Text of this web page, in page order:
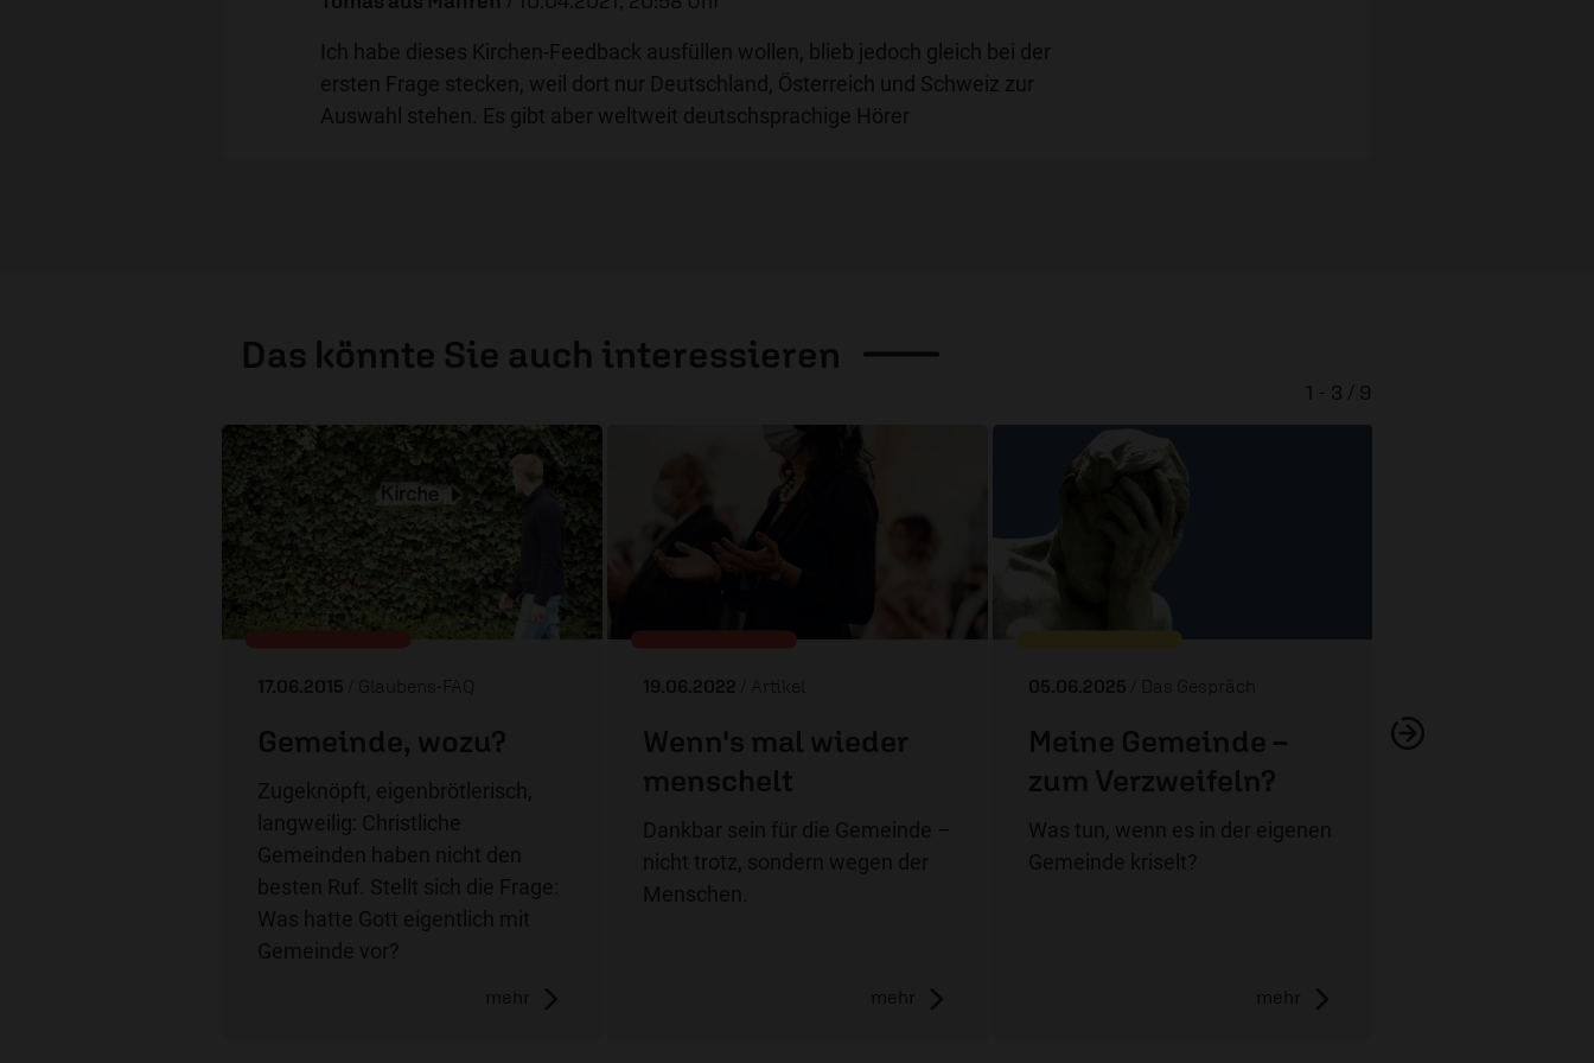
Ich habe dieses Kirchen-Feedback ausfüllen wollen, blieb jedoch gleich bei der
ersten Frage stecken, weil dort nur Deutschland, Österreich und Schweiz zur
Auswahl stehen. Es gibt aber weltweit deutschsprachige Hörer
Das könnte Sie auch interessieren
17.06.2015 / Glaubens-FAQ
Gemeinde, wozu?
Zugeknöpft, eigenbrötlerisch,
langweilig: Christliche
Gemeinden haben nicht den
besten Ruf. Stellt sich die Frage:
Was hatte Gott eigentlich mit
Gemeinde vor?
mehr
19.06.2022 / Artikel
Wenn's mal wieder
menschelt
Dankbar sein für die Gemeinde –
nicht trotz, sondern wegen der
Menschen.
mehr
05.06.2025 / Das Gespräch
Meine Gemeinde –
zum Verzweifeln?
Was tun, wenn es in der eigenen
Gemeinde kriselt?
mehr
1 - 3 / 9